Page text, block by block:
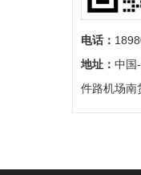
电话：
地址： 中国
件路机场南